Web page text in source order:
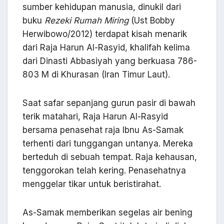
sumber kehidupan manusia, dinukil dari
buku Rezeki Rumah Miring(Ust Bobby
Herwibowo/2012) terdapat kisah menarik
dari Raja Harun Al-Rasyid, khalifah kelima
dari Dinasti Abbasiyah yang berkuasa 786-
803 M di Khurasan (Iran Timur Laut).
Saat safar sepanjang gurun pasir di bawah
terik matahari, Raja Harun Al-Rasyid
bersama penasehat raja Ibnu As-Samak
terhenti dari tunggangan untanya. Mereka
berteduh di sebuah tempat. Raja kehausan,
tenggorokan telah kering. Penasehatnya
menggelar tikar untuk beristirahat.
As-Samak memberikan segelas air bening